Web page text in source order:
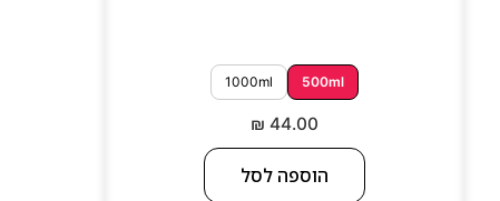
500ml
1000ml
₪ 44.00
הוספה לסל